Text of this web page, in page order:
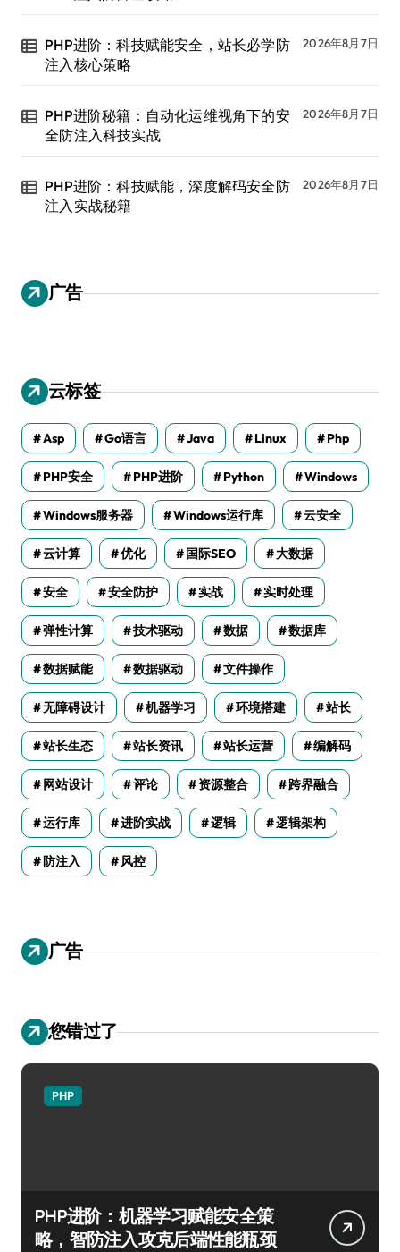
PHP进阶：科技赋能安全，站长必学防
注入核心策略
2026年8月7日
PHP进阶秘籍：自动化运维视角下的安
全防注入科技实战
2026年8月7日
PHP进阶：科技赋能，深度解码安全防
注入实战秘籍
2026年8月7日
广告
云标签
Asp Go语言 Java Linux Php
PHP安全 PHP进阶 Python Windows
Windows服务器 Windows运行库 云安全
云计算 优化 国际SEO 大数据
安全 安全防护 实战 实时处理
弹性计算 技术驱动 数据 数据库
数据赋能 数据驱动 文件操作
无障碍设计 机器学习 环境搭建 站长
站长生态 站长资讯 站长运营 编解码
网站设计 评论 资源整合 跨界融合
运行库 进阶实战 逻辑 逻辑架构
防注入 风控
广告
您错过了
PHP
PHP进阶：机器学习赋能安全策
略，智防注入攻克后端性能瓶颈